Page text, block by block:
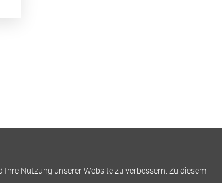
Nutzung unserer Website zu verbessern. Zu diesem